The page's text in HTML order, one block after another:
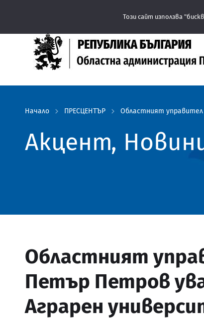
Начало ПРЕСЦЕНТЪР Областният
Акцент,
Областният
Петър Петров
Аграрен
Този сайт използва